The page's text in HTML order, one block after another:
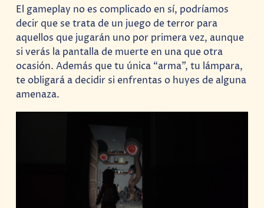
El gameplay no es complicado en sí, podríamos
decir que se trata de un juego de terror para
aquellos que jugarán uno por primera vez, aunque
si verás la pantalla de muerte en una que otra
ocasión. Además que tu única “arma”, tu lámpara,
te obligará a decidir si enfrentas o huyes de alguna
amenaza.